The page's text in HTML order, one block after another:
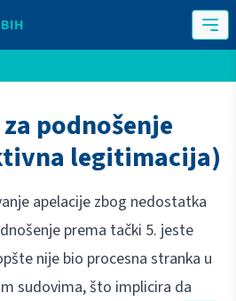
podnošenje
legitimacija)
apelacije zbog nedostatka
prema tački 5. jeste
nije bio procesna stranka u
sudovima, što implicira da